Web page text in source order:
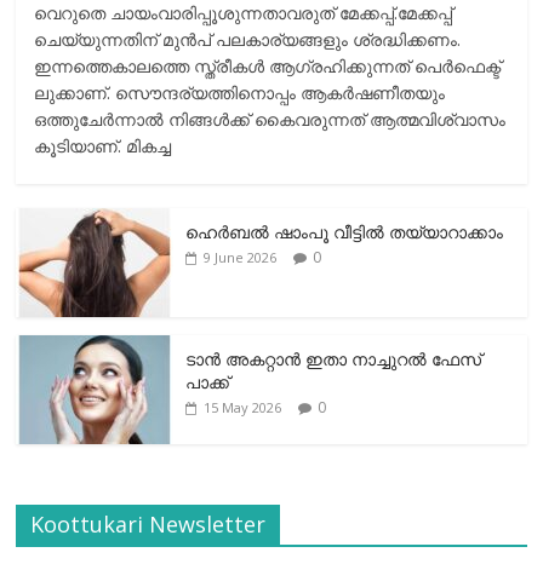
വെറുതെ ചായംവാരിപ്പൂശുന്നതാവരുത് മേക്കപ്പ്.മേക്കപ്പ്
ചെയ്യുന്നതിന് മുന്‍പ് പലകാര്യങ്ങളും ശ്രദ്ധിക്കണം.
ഇന്നത്തെകാലത്തെ സ്ത്രീകള്‍ ആഗ്രഹിക്കുന്നത് പെര്‍ഫെക്ട്
ലുക്കാണ്. സൌന്ദര്യത്തിനൊപ്പം ആകര്‍ഷണീതയും
ഒത്തുചേര്‍ന്നാല്‍ നിങ്ങള്‍ക്ക് കൈവരുന്നത് ആത്മവിശ്വാസം
കൂടിയാണ്. മികച്ച
ഹെര്‍ബല്‍ ഷാംപൂ വീട്ടില്‍ തയ്യാറാക്കാം
9 June 2026 0
ടാന്‍ അകറ്റാന്‍ ഇതാ നാച്ചുറല്‍ ഫേസ്
പാക്ക്
15 May 2026 0
Koottukari Newsletter